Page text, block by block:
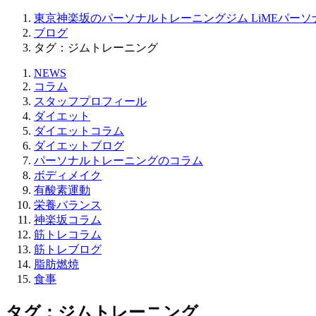
東京神楽坂のパーソナルトレーニングジム LiMEパーソ
ブログ
タグ：ジムトレーニング
NEWS
コラム
スタッフプロフィール
ダイエット
ダイエットコラム
ダイエットブログ
パーソナルトレーニングのコラム
ボディメイク
有酸素運動
栄養バランス
神楽坂コラム
筋トレコラム
筋トレブログ
脂肪燃焼
食事
タグ：ジムトレーニング